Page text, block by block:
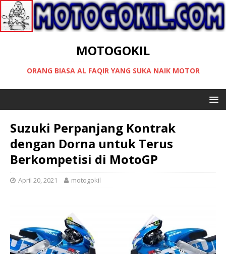
MOTOGOKIL
ORANG BIASA AL FAQIR YANG SUKA NAIK MOTOR
Suzuki Perpanjang Kontrak
dengan Dorna untuk Terus
Berkompetisi di MotoGP
April 20, 2021 motogokil